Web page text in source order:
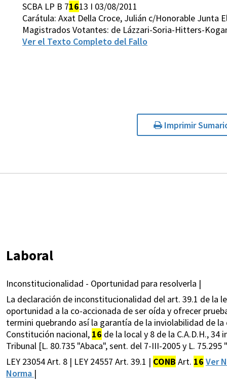
SCBA LP B 71613 I 03/08/2011
Carátula: Axat Della Croce, Julián c/Honorable Junta
Magistrados Votantes: de Lázzari-Soria-Hitters-
Ver el Texto Completo del Fallo
Imprimir
Laboral
Inconstitucionalidad - Oportunidad para resolverla |
La declaración de inconstitucionalidad del art. 39.1 de la
oportunidad a la co-accionada de ser oída y ofrecer
termini quebrando así la garantía de la inviolabilidad de
Constitución nacional, 16 de la local y 8 de la C.A.D.H.,
Tribunal [L. 80.735 "Abaca", sent. del 7-III-2005 y L.
LEY 23054 Art. 8 | LEY 24557 Art. 39.1 | CONB Art. 16 Ver
Norma |